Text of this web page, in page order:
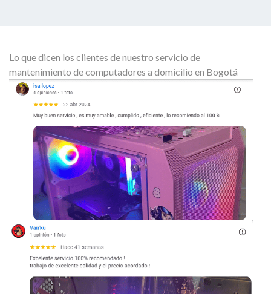
Lo que dicen los clientes de nuestro servicio de
mantenimiento de computadores a domicilio en Bogotá